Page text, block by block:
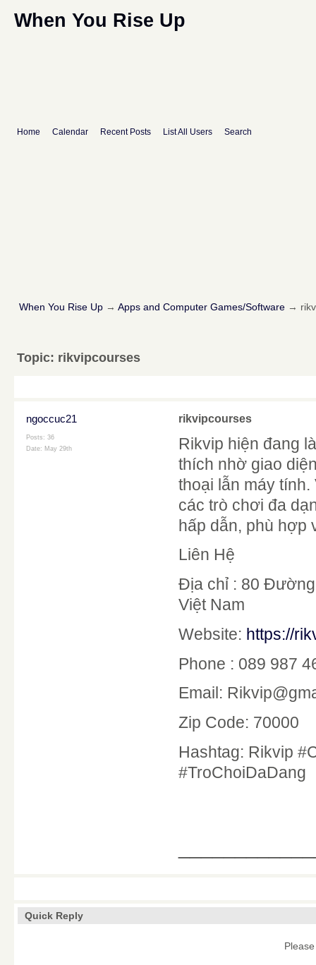
When You Rise Up
Home Calendar Recent Posts List All Users Search
When You Rise Up → Apps and Computer Games/Software→
Topic: rikvipcourses
ngoccuc21
Posts: 36
Date: May 29th
rikvipcourses
Rikvip hiện đang
thích nhờ giao
thoại lẫn máy
các trò chơi đa
hấp dẫn, phù hợp
Liên Hệ
Địa chỉ : 80 Đường
Việt Nam
Website: https://
Phone : 089 987
Email:
Zip Code: 70000
Hashtag: Rikvip
#TroChoiDaDang
Quick Reply